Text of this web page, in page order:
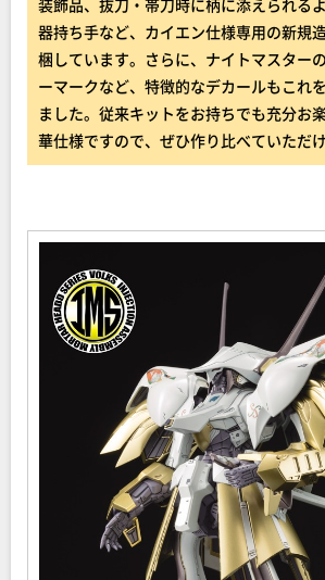
装飾品、抜刀・帯刀時に柄に添えられる
器持ち手など、カイエン仕様専用の新規
梱しています。さらに、ナイトマスター
ーマークなど、特徴的なデカールもこれ
ました。従来キットをお持ちでも充分お
華仕様ですので、ぜひ作り比べていただ